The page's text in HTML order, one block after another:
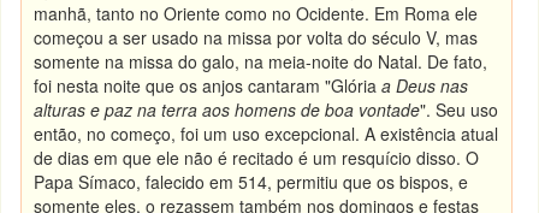
manhã, tanto no Oriente como no Ocidente. Em Roma ele
começou a ser usado na missa por volta do século V, mas
somente na missa do galo, na meia-noite do Natal. De fato,
foi nesta noite que os anjos cantaram "Glóriaa Deus nas
alturas e paz na terra aos homens de boa vontade". Seu uso
então, no começo, foi um uso excepcional. A existência atual
de dias em que ele não é recitado é um resquício disso. O
Papa Símaco, falecido em 514, permitiu que os bispos, e
somente eles, o rezassem também nos domingos e festas